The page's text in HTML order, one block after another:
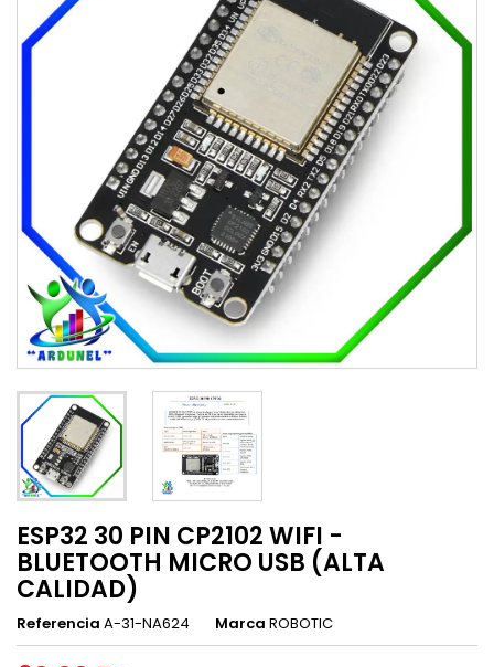
ESP32 30 PIN CP2102 WIFI -
BLUETOOTH MICRO USB (ALTA
CALIDAD)
Referencia A-31-NA624 Marca ROBOTIC